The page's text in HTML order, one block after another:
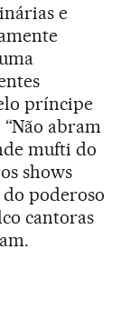
e
príncipe
abram
mufti do
shows
poderoso
cantoras